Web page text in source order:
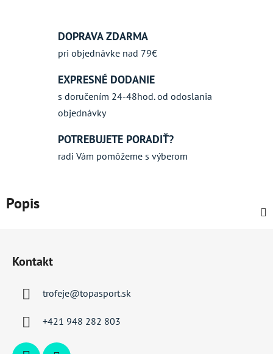
DOPRAVA ZDARMA
pri objednávke nad 79€
EXPRESNÉ DODANIE
s doručením 24-48hod. od odoslania
objednávky
POTREBUJETE PORADIŤ?
radi Vám pomôžeme s výberom
Popis
Kontakt
trofeje@topasport.sk
+421 948 282 803